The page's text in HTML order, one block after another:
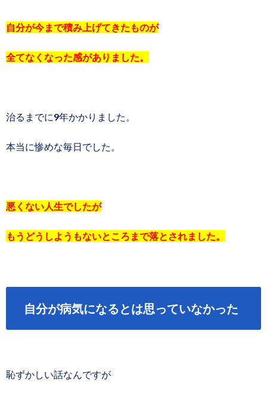
自分が今まで積み上げてきたものが
全てなくなった感がありました。
治るまでに9年かかりました。
本当に惨めな毎日でした。
悪くない人生でしたが
もうどうしようもないところまで落とされました。
自分が病気になるとは思っていなかった
恥ずかしい話なんですが